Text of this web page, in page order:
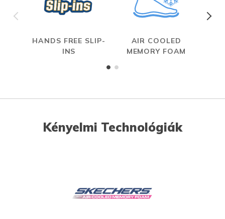
HANDS FREE SLIP-
INS
AIR COOLED
MEMORY FOAM
Kényelmi Technológiák